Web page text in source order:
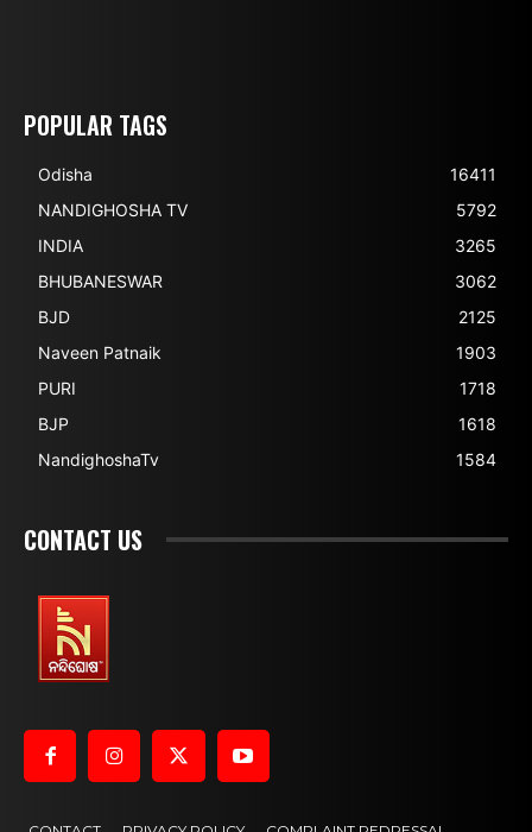
POPULAR TAGS
Odisha
16411
NANDIGHOSHA TV
5792
INDIA
3265
BHUBANESWAR
3062
BJD
2125
Naveen Patnaik
1903
PURI
1718
BJP
1618
NandighoshaTv
1584
CONTACT US